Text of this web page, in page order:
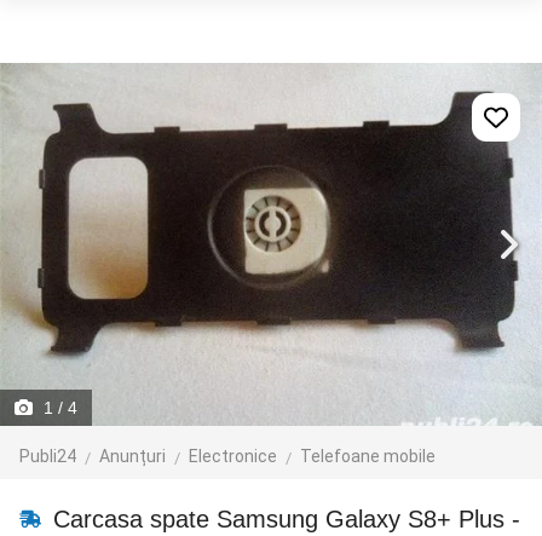
1 / 4
Publi24 Anunțuri Electronice Telefoane mobile
Carcasa spate Samsung Galaxy S8+ Plus -